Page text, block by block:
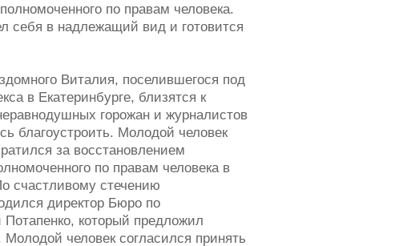
по правам человека.
себя в надлежащий вид и готовится
Виталия, поселившегося под
в Екатеринбурге, близятся к
горожан и журналистов
благоустроить. Молодой человек
за восстановлением
по правам человека в
счастливому стечению
директор Бюро по
который предложил
человек согласился принять